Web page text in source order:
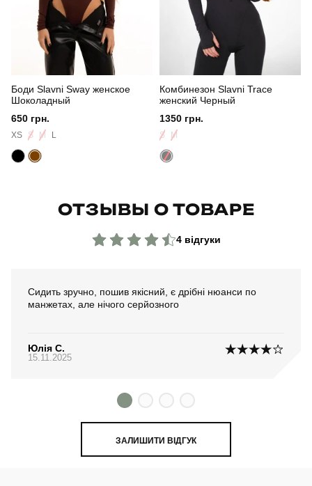
Країна - виробник
Боди Slavni Sway женское
Шоколадный
650 грн.
XS S M L
Комбинезон Slavni Trace
женский Черный
1350 грн.
S M
ОТЗЫВЫ О ТОВАРЕ
4 відгуки
Сидить зручно, пошив якісний, є дрібні нюанси по
манжетах, але нічого серйозного
Юлія С.
15.11.2025
ЗАЛИШИТИ ВІДГУК